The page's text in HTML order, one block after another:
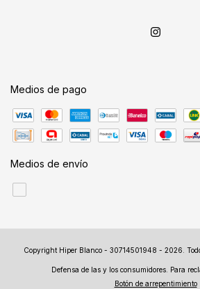
Medios de pago
Medios de envío
Copyright Hiper Blanco - 30714501948 - 2026.
Defensa de las y los consumidores. Para
Botón de arrepentimiento